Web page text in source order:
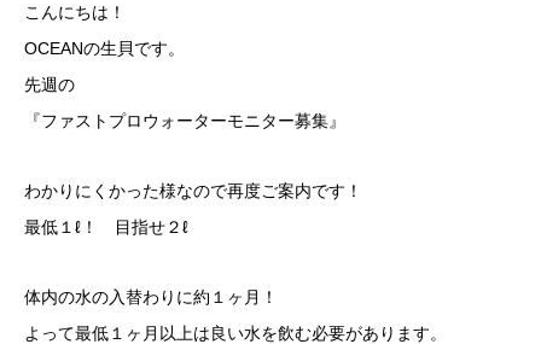
こんにちは！
OCEANの生貝です。
先週の
『ファストプロウォーターモニター募集』
わかりにくかった様なので再度ご案内です！
最低１ℓ！ 目指せ２ℓ
体内の水の入替わりに約１ヶ月！
よって最低１ヶ月以上は良い水を飲む必要があります。